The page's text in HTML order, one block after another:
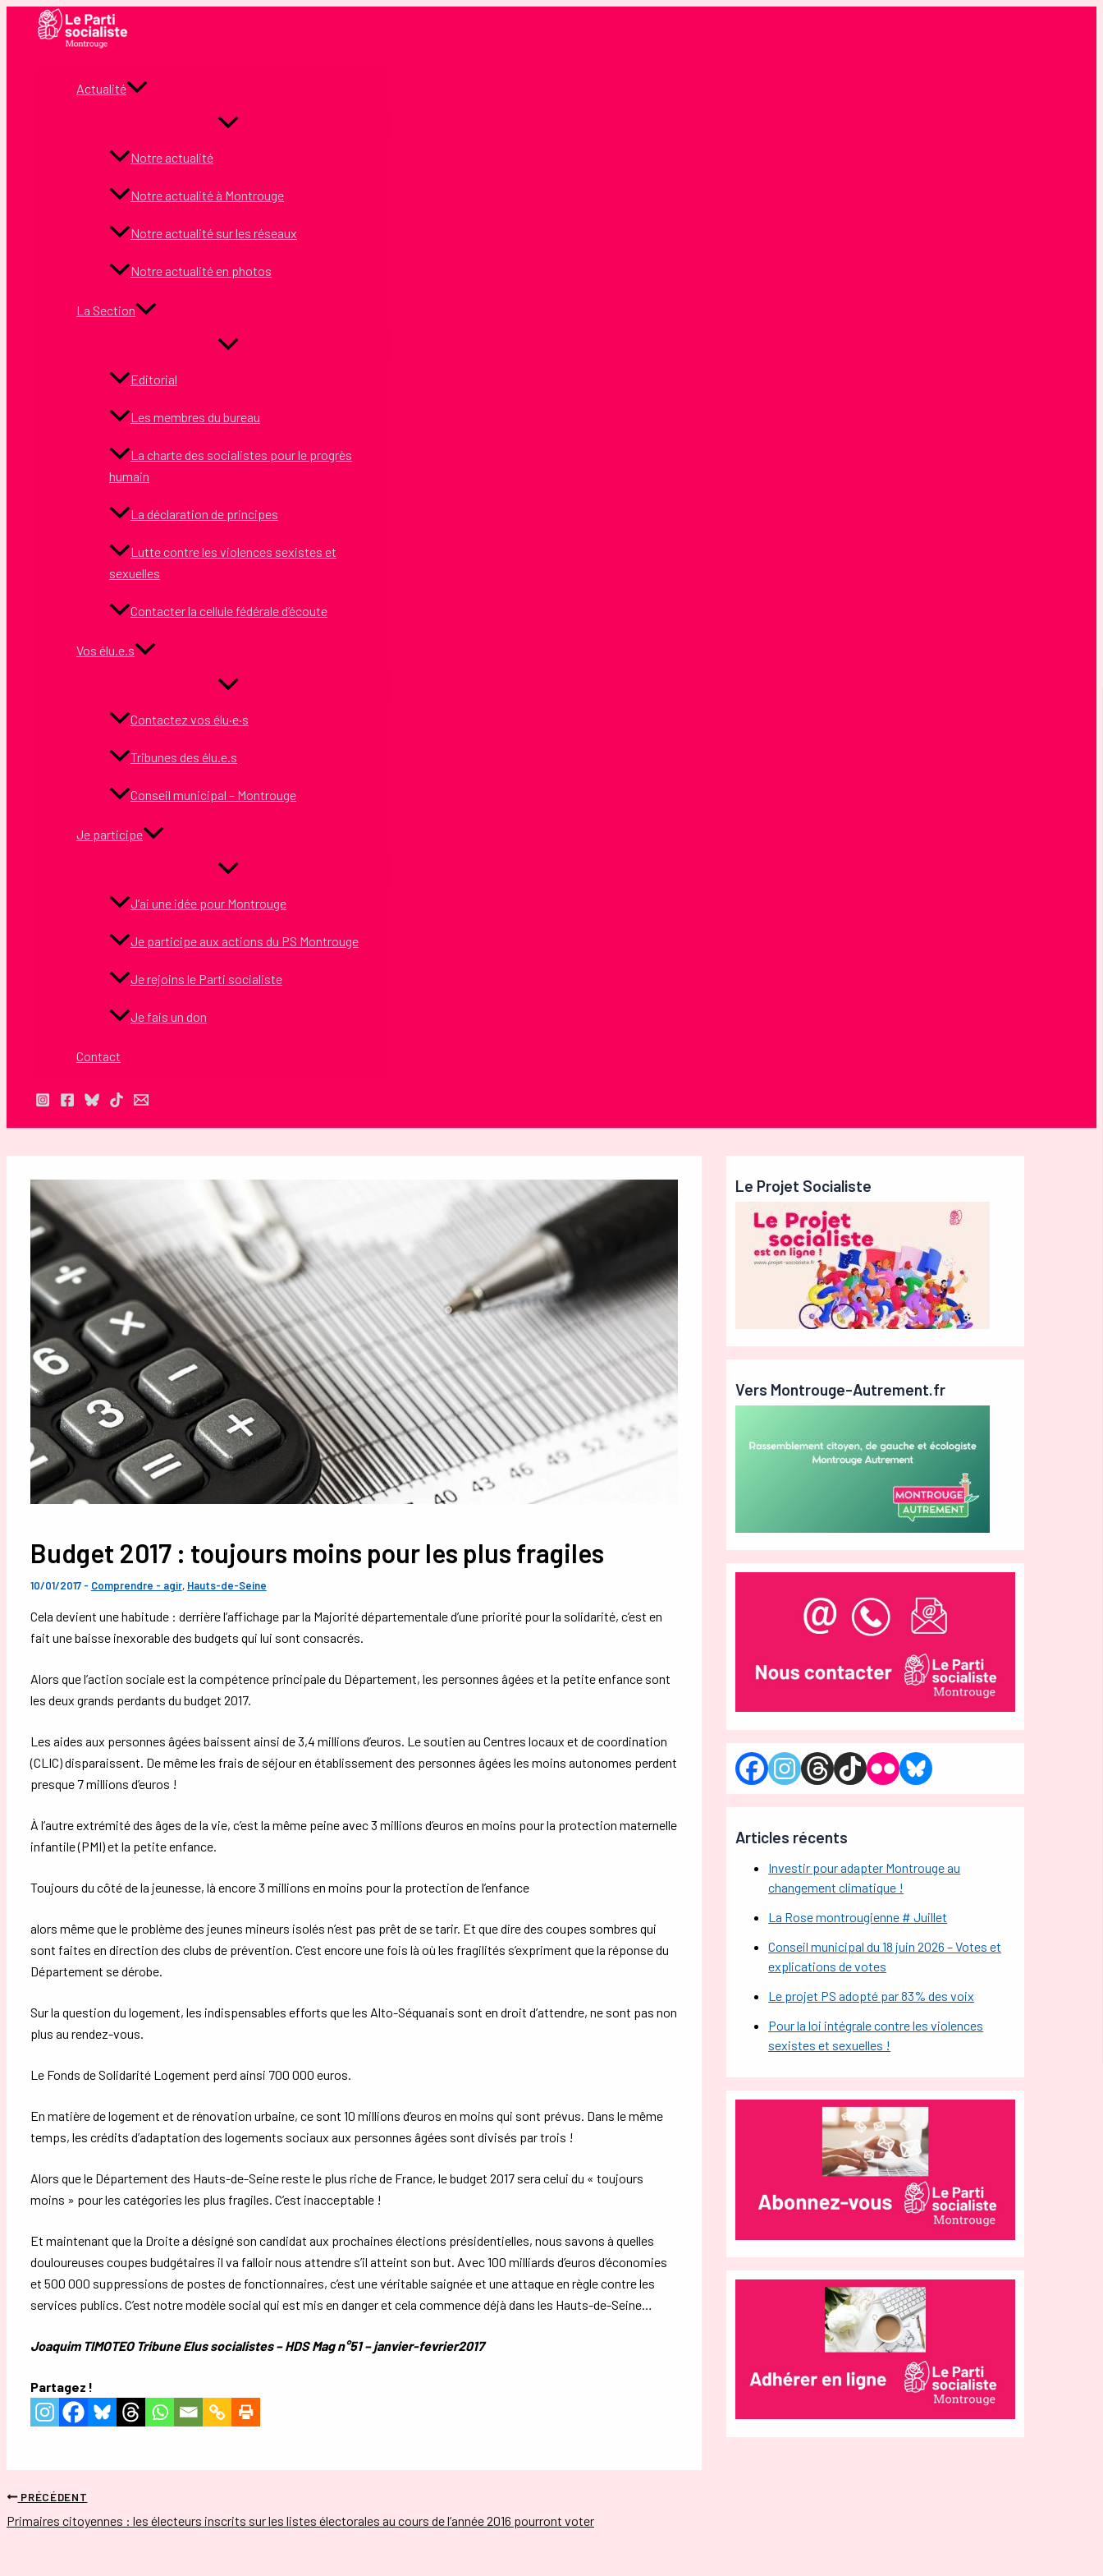
Actualité
Notre actualité
Notre actualité à Montrouge
Notre actualité sur les réseaux
Notre actualité en photos
La Section
Editorial
Les membres du bureau
La charte des socialistes pour le progrès
humain
La déclaration de principes
Lutte contre les violences sexistes et
sexuelles
Contacter la cellule fédérale d’écoute
Vos élu.e.s
Contactez vos élu·e·s
Tribunes des élu.e.s
Conseil municipal – Montrouge
Je participe
J’ai une idée pour Montrouge
Je participe aux actions du PS Montrouge
Je rejoins le Parti socialiste
Je fais un don
Contact
Budget 2017 : toujours moins pour les plus fragiles
10/01/2017 - Comprendre - agir, Hauts-de-Seine
Cela devient une habitude : derrière l’affichage par la Majorité départementale d’une priorité pour la solidarité, c’est en
fait une baisse inexorable des budgets qui lui sont consacrés.
Alors que l’action sociale est la compétence principale du Département, les personnes âgées et la petite enfance sont
les deux grands perdants du budget 2017.
Les aides aux personnes âgées baissent ainsi de 3,4 millions d’euros. Le soutien au Centres locaux et de coordination
(CLIC) disparaissent. De même les frais de séjour en établissement des personnes âgées les moins autonomes perdent
presque 7 millions d’euros !
À l’autre extrémité des âges de la vie, c’est la même peine avec 3 millions d’euros en moins pour la protection maternelle
infantile (PMI) et la petite enfance.
Toujours du côté de la jeunesse, là encore 3 millions en moins pour la protection de l’enfance
alors même que le problème des jeunes mineurs isolés n’est pas prêt de se tarir. Et que dire des coupes sombres qui
sont faites en direction des clubs de prévention. C’est encore une fois là où les fragilités s’expriment que la réponse du
Département se dérobe.
Sur la question du logement, les indispensables efforts que les Alto-Séquanais sont en droit d’attendre, ne sont pas non
plus au rendez-vous.
Le Fonds de Solidarité Logement perd ainsi 700 000 euros.
En matière de logement et de rénovation urbaine, ce sont 10 millions d’euros en moins qui sont prévus. Dans le même
temps, les crédits d’adaptation des logements sociaux aux personnes âgées sont divisés par trois !
Alors que le Département des Hauts-de-Seine reste le plus riche de France, le budget 2017 sera celui du « toujours
moins » pour les catégories les plus fragiles. C’est inacceptable !
Et maintenant que la Droite a désigné son candidat aux prochaines élections présidentielles, nous savons à quelles
douloureuses coupes budgétaires il va falloir nous attendre s’il atteint son but. Avec 100 milliards d’euros d’économies
et 500 000 suppressions de postes de fonctionnaires, c’est une véritable saignée et une attaque en règle contre les
services publics. C’est notre modèle social qui est mis en danger et cela commence déjà dans les Hauts-de-Seine…
Joaquim TIMOTEO Tribune Elus socialistes – HDS Mag n°51 – janvier-fevrier2017
Partagez !
PRÉCÉDENT
Primaires citoyennes : les électeurs inscrits sur les listes électorales au cours de l’année 2016 pourront voter
Le Projet Socialiste
Vers Montrouge-Autrement.fr
Articles récents
Investir pour adapter Montrouge au
changement climatique !
La Rose montrougienne # Juillet
Conseil municipal du 18 juin 2026 – Votes et
explications de votes
Le projet PS adopté par 83% des voix
Pour la loi intégrale contre les violences
sexistes et sexuelles !